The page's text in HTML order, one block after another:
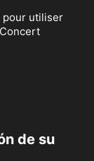
pour utiliser
de su